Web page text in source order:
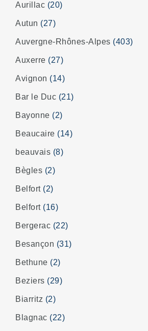
Aurillac (20)
Autun (27)
Auvergne-Rhônes-Alpes (403)
Auxerre (27)
Avignon (14)
Bar le Duc (21)
Bayonne (2)
Beaucaire (14)
beauvais (8)
Bègles (2)
Belfort (2)
Belfort (16)
Bergerac (22)
Besançon (31)
Bethune (2)
Beziers (29)
Biarritz (2)
Blagnac (22)